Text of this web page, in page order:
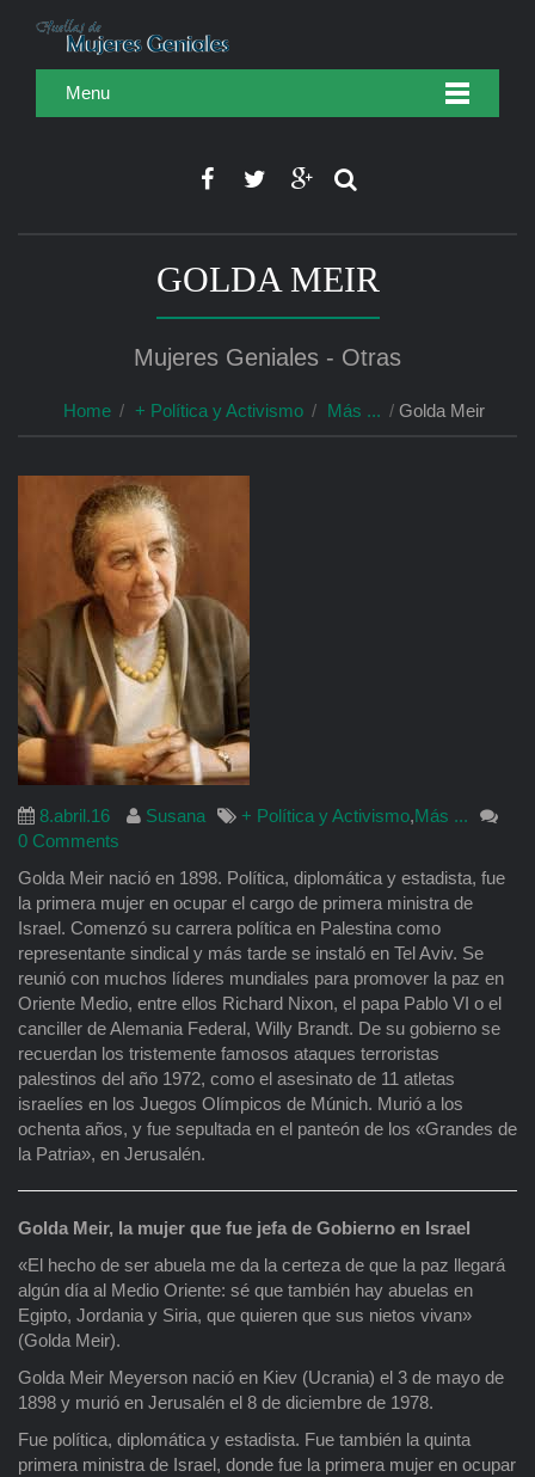
Menu
GOLDA MEIR
Mujeres Geniales - Otras
Home + Política y Activismo Más ... Golda Meir
8.abril.16 Susana + Política y Activismo,Más ...
0 Comments
Golda Meir nació en 1898. Política, diplomática y estadista, fue
la primera mujer en ocupar el cargo de primera ministra de
Israel. Comenzó su carrera política en Palestina como
representante sindical y más tarde se instaló en Tel Aviv. Se
reunió con muchos líderes mundiales para promover la paz en
Oriente Medio, entre ellos Richard Nixon, el papa Pablo VI o el
canciller de Alemania Federal, Willy Brandt. De su gobierno se
recuerdan los tristemente famosos ataques terroristas
palestinos del año 1972, como el asesinato de 11 atletas
israelíes en los Juegos Olímpicos de Múnich. Murió a los
ochenta años, y fue sepultada en el panteón de los «Grandes de
la Patria», en Jerusalén.
Golda Meir, la mujer que fue jefa de Gobierno en Israel
«El hecho de ser abuela me da la certeza de que la paz llegará
algún día al Medio Oriente: sé que también hay abuelas en
Egipto, Jordania y Siria, que quieren que sus nietos vivan»
(Golda Meir).
Golda Meir Meyerson nació en Kiev (Ucrania) el 3 de mayo de
1898 y murió en Jerusalén el 8 de diciembre de 1978.
Fue política, diplomática y estadista. Fue también la quinta
primera ministra de Israel, donde fue la primera mujer en ocupar